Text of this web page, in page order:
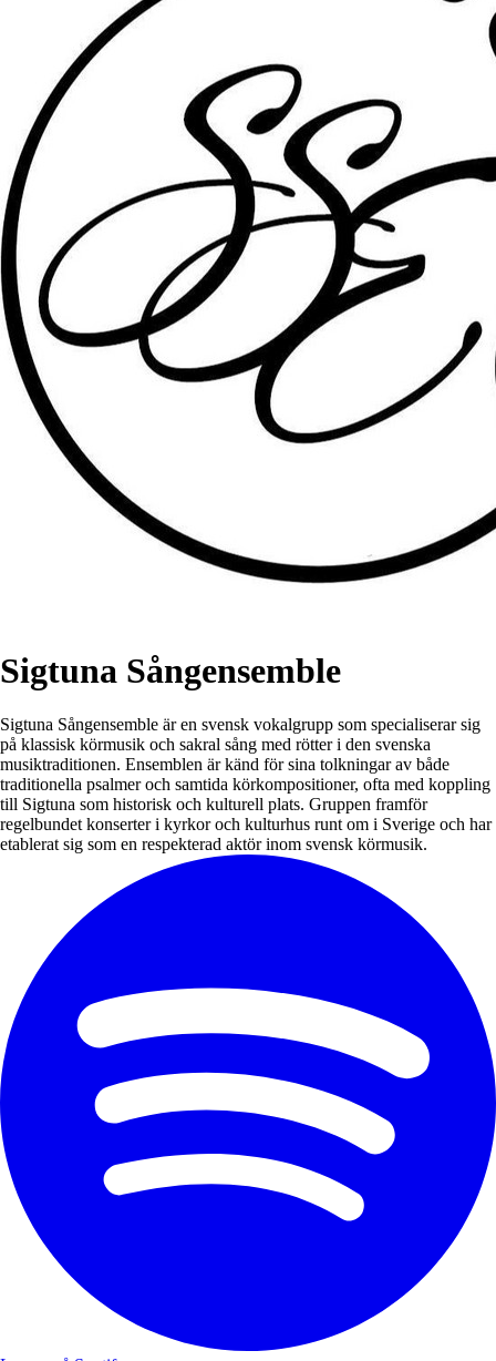
Sigtuna Sångensemble
Sigtuna Sångensemble är en svensk vokalgrupp som specialiserar sig
på klassisk körmusik och sakral sång med rötter i den svenska
musiktraditionen. Ensemblen är känd för sina tolkningar av både
traditionella psalmer och samtida körkompositioner, ofta med koppling
till Sigtuna som historisk och kulturell plats. Gruppen framför
regelbundet konserter i kyrkor och kulturhus runt om i Sverige och har
etablerat sig som en respekterad aktör inom svensk körmusik.